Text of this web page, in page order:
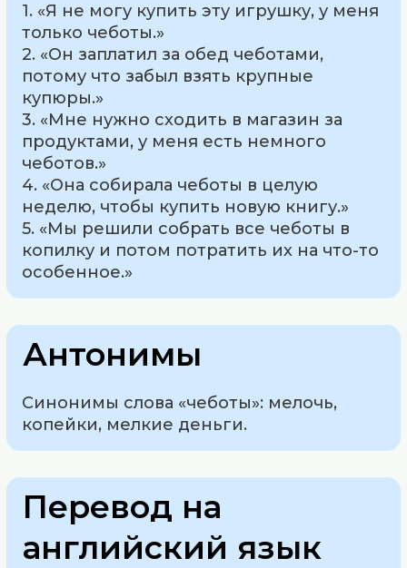
1. «Я не могу купить эту игрушку, у меня
только чеботы.»
2. «Он заплатил за обед чеботами,
потому что забыл взять крупные
купюры.»
3. «Мне нужно сходить в магазин за
продуктами, у меня есть немного
чеботов.»
4. «Она собирала чеботы в целую
неделю, чтобы купить новую книгу.»
5. «Мы решили собрать все чеботы в
копилку и потом потратить их на что-то
особенное.»
Антонимы
Синонимы слова «чеботы»: мелочь,
копейки, мелкие деньги.
Перевод на
английский язык